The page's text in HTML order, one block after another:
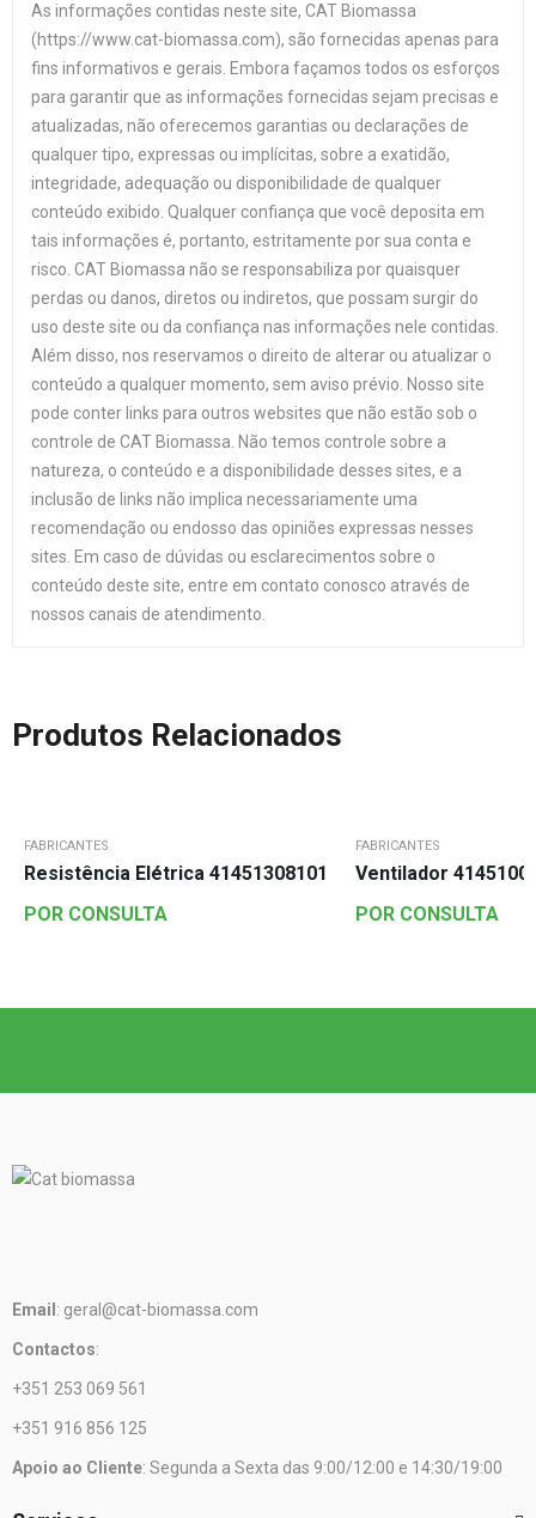
As informações contidas neste site, CAT Biomassa
(https://www.cat-biomassa.com), são fornecidas apenas para
fins informativos e gerais. Embora façamos todos os esforços
para garantir que as informações fornecidas sejam precisas e
atualizadas, não oferecemos garantias ou declarações de
qualquer tipo, expressas ou implícitas, sobre a exatidão,
integridade, adequação ou disponibilidade de qualquer
conteúdo exibido. Qualquer confiança que você deposita em
tais informações é, portanto, estritamente por sua conta e
risco. CAT Biomassa não se responsabiliza por quaisquer
perdas ou danos, diretos ou indiretos, que possam surgir do
uso deste site ou da confiança nas informações nele contidas.
Além disso, nos reservamos o direito de alterar ou atualizar o
conteúdo a qualquer momento, sem aviso prévio. Nosso site
pode conter links para outros websites que não estão sob o
controle de CAT Biomassa. Não temos controle sobre a
natureza, o conteúdo e a disponibilidade desses sites, e a
inclusão de links não implica necessariamente uma
recomendação ou endosso das opiniões expressas nesses
sites. Em caso de dúvidas ou esclarecimentos sobre o
conteúdo deste site, entre em contato conosco através de
nossos canais de atendimento.
Produtos Relacionados
FABRICANTES
Resistência Elétrica 41451308101
POR CONSULTA
FABRICANTES
Ventilador
POR CONSULTA
Email : geral@cat-biomassa.com
Contactos:
+351 253 069 561
+351 916 856 125
Apoio ao Cliente: Segunda a Sexta das 9:00/12:00 e 14:30/19:00